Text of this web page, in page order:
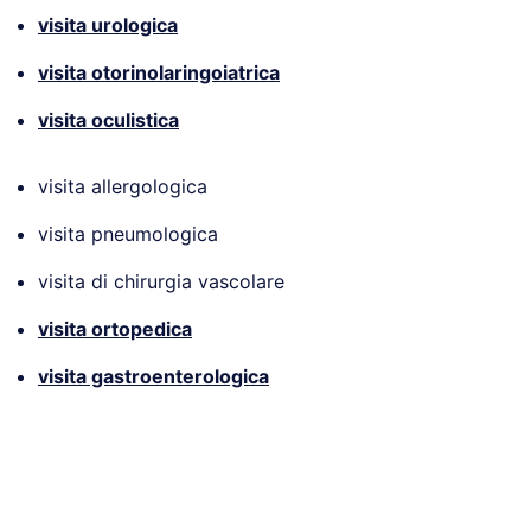
visita urologica
visita otorinolaringoiatrica
visita oculistica
visita allergologica
visita pneumologica
visita di chirurgia vascolare
visita ortopedica
visita gastroenterologica